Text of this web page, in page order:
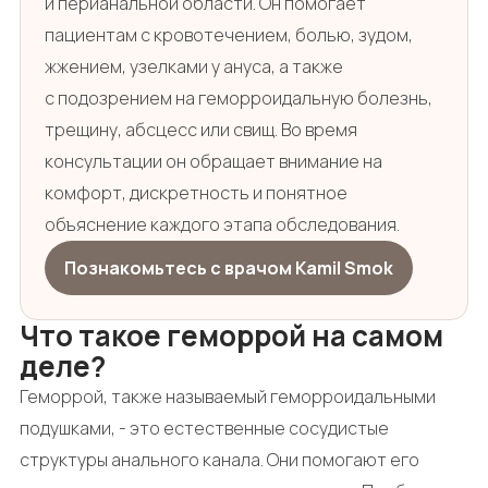
пациентам с кровотечением, болью, зудом,
жжением, узелками у ануса, а также
с подозрением на геморроидальную болезнь,
трещину, абсцесс или свищ. Во время
консультации он обращает внимание на
комфорт, дискретность и понятное
объяснение каждого этапа обследования.
Познакомьтесь с врачом Kamil Smok
Что такое геморрой на самом
деле?
Геморрой, также называемый геморроидальными
подушками, - это естественные сосудистые
структуры анального канала. Они помогают его